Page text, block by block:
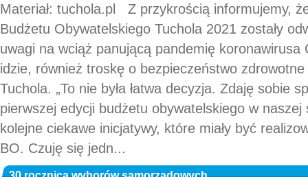
Materiał: tuchola.pl Z przykrością informujemy,
Budżetu Obywatelskiego Tuchola 2021 zostały
uwagi na wciąż panującą pandemię
idzie, również troskę o bezpieczeństwo
Tuchola. „To nie była łatwa decyzja. Zdaję sobie
pierwszej edycji budżetu obywatelskiego w naszej
kolejne ciekawe inicjatywy, które miały być
BO. Czuję się jedn...